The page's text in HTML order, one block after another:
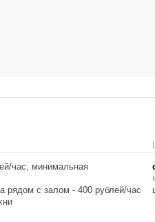
час, минимальная
рядом с залом - 400 рублей/час